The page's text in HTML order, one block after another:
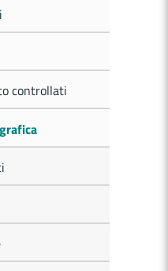
controllati